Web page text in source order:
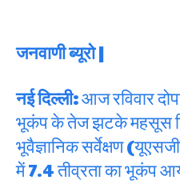
जनवाणी ब्यूरो |
नई दिल्ली:आज रविवार
भूकंप के तेज झटके महसूस
भूवैज्ञानिक सर्वेक्षण
में 7.4 तीव्रता का भूकंप